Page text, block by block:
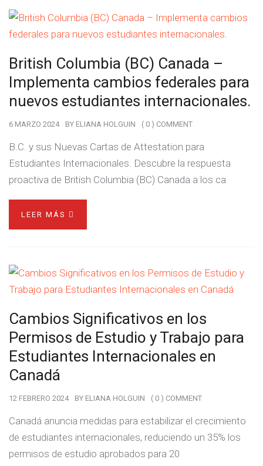
British Columbia (BC) Canada –
Implementa cambios federales para
nuevos estudiantes internacionales.
6 MARZO 2024 BY ELIANA HOLGUIN ( 0 ) COMMENT
B.C. y sus Nuevas Cartas de Attestation para
Estudiantes Internacionales. Descubre la respuesta
proactiva de British Columbia (BC) Canada a los ca
LEER MÁS
Cambios Significativos en los
Permisos de Estudio y Trabajo para
Estudiantes Internacionales en
Canadá
12 FEBRERO 2024 BY ELIANA HOLGUIN ( 0 ) COMMENT
Canadá anuncia medidas para estabilizar el crecimiento
de estudiantes internacionales, reduciendo un 35% los
permisos de estudio aprobados para 20